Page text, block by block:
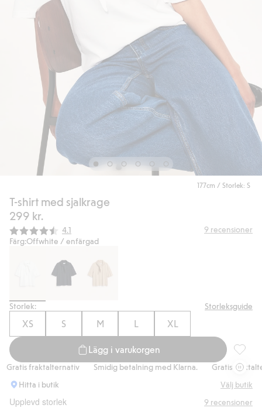
177cm / Storlek: S
T-shirt med sjalkrage
299 kr.
Snittbetyg:
4.1 9 recensioner
Färg:Offwhite / enfärgad
Storlek: Storleksguide
XS S M L XL
Lägg i varukorgen
T-
fraktalternativ Smidig betalning med Klarna.
Gratis
Hitta i butik
Välj butik
Upplevd storlek 9 recensioner